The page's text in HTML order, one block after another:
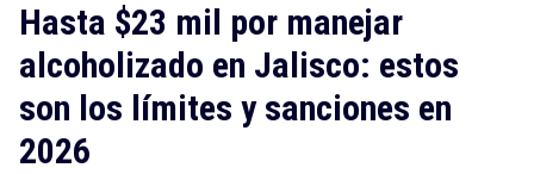
Hasta $23 mil por manejar
alcoholizado en Jalisco: estos
son los límites y sanciones en
2026